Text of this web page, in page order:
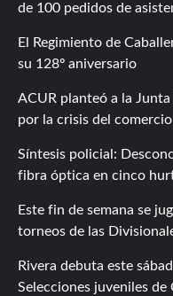
de 100 pedidos de
El Regimiento de
su 128º aniversario
ACUR planteó a la
por la crisis del
Síntesis policial:
fibra óptica en cinco
Este fin de semana se
torneos de las
Rivera debuta este
Selecciones juveniles de